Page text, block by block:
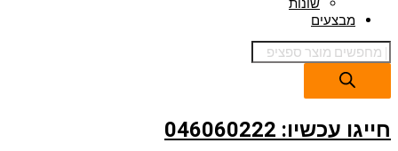
שונות
מבצעים
חייגו עכשיו: 046060222